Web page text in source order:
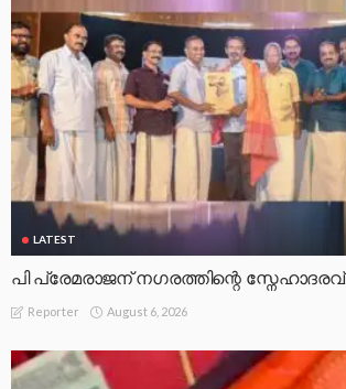
LATEST
പി പ്രേമരാജന് നഗരത്തിന്റെ സ്നേഹാദരവ്
Reporter August 6, 2026